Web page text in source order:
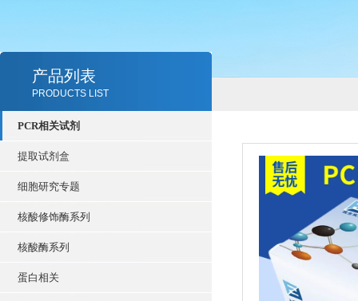
产品列表
PRODUCTS LIST
PCR相关试剂
提取试剂盒
细胞研究专题
核酸修饰酶系列
核酸酶系列
蛋白相关